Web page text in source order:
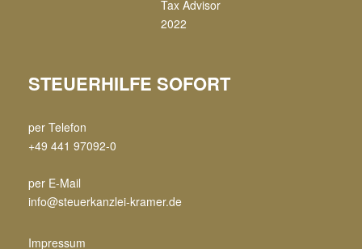
STEUERHILFE SOFORT
per Telefon
+49 441 97092-0
per E-Mail
info@steuerkanzlei-kramer.de
Impressum